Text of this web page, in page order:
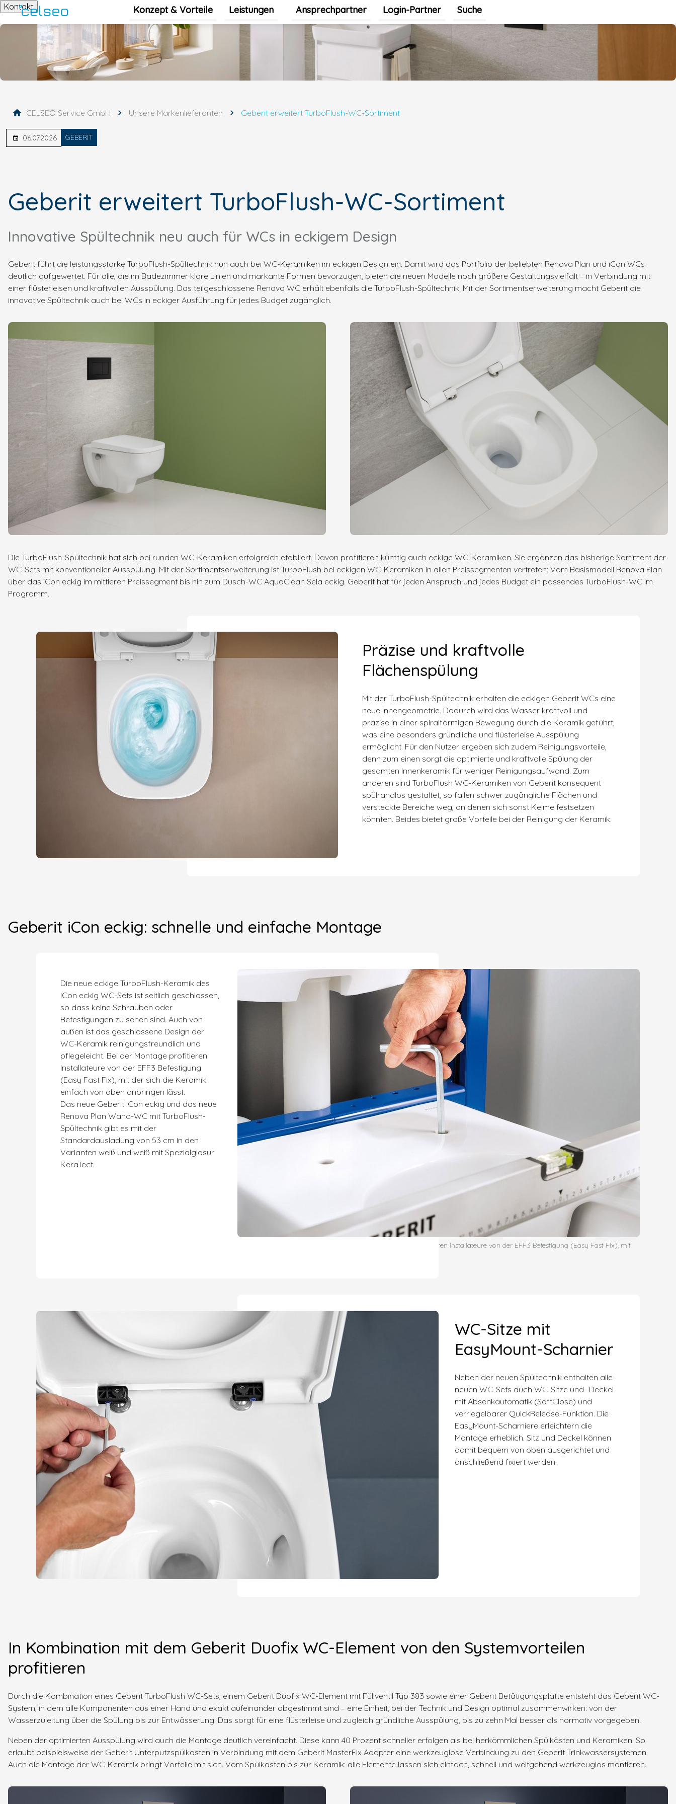
Kontakt Konzept & Vorteile Leistungen
Untermenü für Leistungen umschalten
Ansprechpartner Login-Partner Suche
CELSEO Service GmbH Unsere Markenlieferanten Geberit erweitert TurboFlush-WC-Sortiment
06.07.2026 GEBERIT
Geberit erweitert TurboFlush-WC-Sortiment
Innovative Spültechnik neu auch für WCs in eckigem Design
Geberit führt die leistungsstarke TurboFlush-Spültechnik nun auch bei WC-Keramiken im eckigen Design ein. Damit wird das Portfolio der beliebten Renova Plan und iCon WCs
deutlich aufgewertet. Für alle, die im Badezimmer klare Linien und markante Formen bevorzugen, bieten die neuen Modelle noch größere Gestaltungsvielfalt – in Verbindung mit
einer flüsterleisen und kraftvollen Ausspülung. Das teilgeschlossene Renova WC erhält ebenfalls die TurboFlush-Spültechnik. Mit der Sortimentserweiterung macht Geberit die
innovative Spültechnik auch bei WCs in eckiger Ausführung für jedes Budget zugänglich.
Die TurboFlush-Spültechnik hat sich bei runden WC-Keramiken erfolgreich etabliert. Davon profitieren künftig auch eckige WC-Keramiken. Sie ergänzen das bisherige Sortiment der
WC-Sets mit konventioneller Ausspülung. Mit der Sortimentserweiterung ist TurboFlush bei eckigen WC-Keramiken in allen Preissegmenten vertreten: Vom Basismodell Renova Plan
über das iCon eckig im mittleren Preissegment bis hin zum Dusch-WC AquaClean Sela eckig. Geberit hat für jeden Anspruch und jedes Budget ein passendes TurboFlush-WC im
Programm.
Präzise und kraftvolle
Flächenspülung
Mit der TurboFlush-Spültechnik erhalten die eckigen Geberit WCs eine
neue Innengeometrie. Dadurch wird das Wasser kraftvoll und
präzise in einer spiralförmigen Bewegung durch die Keramik geführt,
was eine besonders gründliche und flüsterleise Ausspülung
ermöglicht. Für den Nutzer ergeben sich zudem Reinigungsvorteile,
denn zum einen sorgt die optimierte und kraftvolle Spülung der
gesamten Innenkeramik für weniger Reinigungsaufwand. Zum
anderen sind TurboFlush WC-Keramiken von Geberit konsequent
spülrandlos gestaltet, so fallen schwer zugängliche Flächen und
versteckte Bereiche weg, an denen sich sonst Keime festsetzen
könnten. Beides bietet große Vorteile bei der Reinigung der Keramik.
Geberit iCon eckig: schnelle und einfache Montage
Bei der Montage seitlich geschlossener WC-Keramiken profitieren Installateure von der EFF3 Befestigung (Easy Fast Fix), mit
Die neue eckige TurboFlush-Keramik des
iCon eckig WC-Sets ist seitlich geschlossen,
so dass keine Schrauben oder
Befestigungen zu sehen sind. Auch von
außen ist das geschlossene Design der
WC-Keramik reinigungsfreundlich und
pflegeleicht. Bei der Montage profitieren
Installateure von der EFF3 Befestigung
(Easy Fast Fix), mit der sich die Keramik
einfach von oben anbringen lässt.
Das neue Geberit iCon eckig und das neue
Renova Plan Wand-WC mit TurboFlush-
Spültechnik gibt es mit der
Standardausladung von 53 cm in den
Varianten weiß und weiß mit Spezialglasur
KeraTect.
WC-Sitze mit
EasyMount-Scharnier
Neben der neuen Spültechnik enthalten alle
neuen WC-Sets auch WC-Sitze und -Deckel
mit Absenkautomatik (SoftClose) und
verriegelbarer QuickRelease-Funktion. Die
EasyMount-Scharniere erleichtern die
Montage erheblich. Sitz und Deckel können
damit bequem von oben ausgerichtet und
anschließend fixiert werden.
In Kombination mit dem Geberit Duofix WC-Element von den Systemvorteilen
profitieren
Durch die Kombination eines Geberit TurboFlush WC-Sets, einem Geberit Duofix WC-Element mit Füllventil Typ 383 sowie einer Geberit Betätigungsplatte entsteht das Geberit WC-
System, in dem alle Komponenten aus einer Hand und exakt aufeinander abgestimmt sind – eine Einheit, bei der Technik und Design optimal zusammenwirken: von der
Wasserzuleitung über die Spülung bis zur Entwässerung. Das sorgt für eine flüsterleise und zugleich gründliche Ausspülung, bis zu zehn Mal besser als normativ vorgegeben.
Neben der optimierten Ausspülung wird auch die Montage deutlich vereinfacht. Diese kann 40 Prozent schneller erfolgen als bei herkömmlichen Spülkästen und Keramiken. So
erlaubt beispielsweise der Geberit Unterputzspülkasten in Verbindung mit dem Geberit MasterFix Adapter eine werkzeuglose Verbindung zu den Geberit Trinkwassersystemen.
Auch die Montage der WC-Keramik bringt Vorteile mit sich. Vom Spülkasten bis zur Keramik: alle Elemente lassen sich einfach, schnell und weitgehend werkzeuglos montieren.